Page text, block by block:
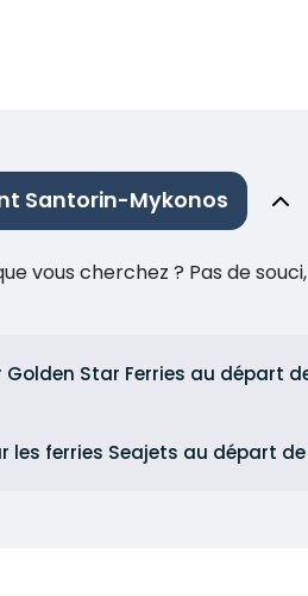
Santorin-Mykonos
vous cherchez ? Pas de
Star Ferries au départ
les ferries Seajets au départ